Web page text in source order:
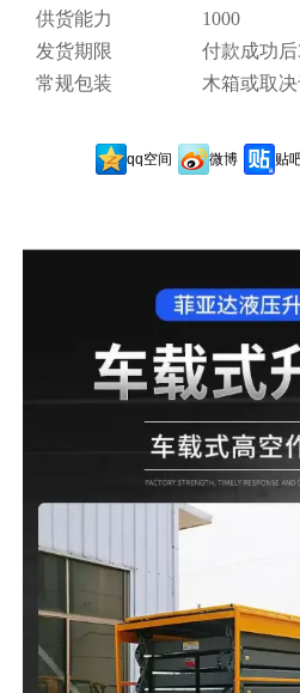
供货能力
1000
发货期限
付款成功
常规包装
木箱或取
qq空间 微博 贴